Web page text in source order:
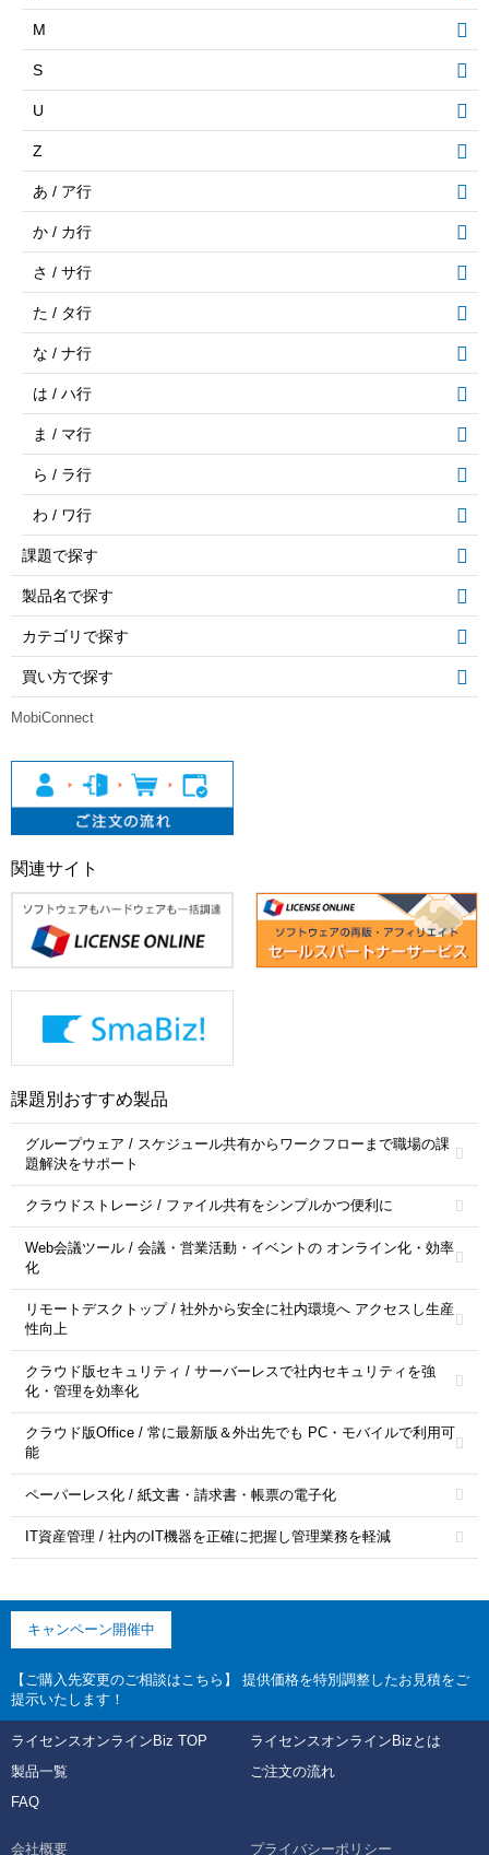
M
S
U
Z
あ / ア行
か / カ行
さ / サ行
た / タ行
な / ナ行
は / ハ行
ま / マ行
ら / ラ行
わ / ワ行
課題で探す
製品名で探す
カテゴリで探す
買い方で探す
MobiConnect
関連サイト
課題別おすすめ製品
グループウェア / スケジュール共有からワークフローまで職場の課
題解決をサポート
クラウドストレージ / ファイル共有をシンプルかつ便利に
Web会議ツール / 会議・営業活動・イベントの オンライン化・効率
化
リモートデスクトップ / 社外から安全に社内環境へ アクセスし生産
性向上
クラウド版セキュリティ / サーバーレスで社内セキュリティを強
化・管理を効率化
クラウド版Office / 常に最新版＆外出先でも PC・モバイルで利用可
能
ペーパーレス化 / 紙文書・請求書・帳票の電子化
IT資産管理 / 社内のIT機器を正確に把握し管理業務を軽減
キャンペーン開催中
【ご購入先変更のご相談はこちら】 提供価格を特別調整したお見積をご
提示いたします！
ライセンスオンラインBiz TOP
ライセンスオンラインBizとは
製品一覧
ご注文の流れ
FAQ
会社概要 プライバシーポリシー